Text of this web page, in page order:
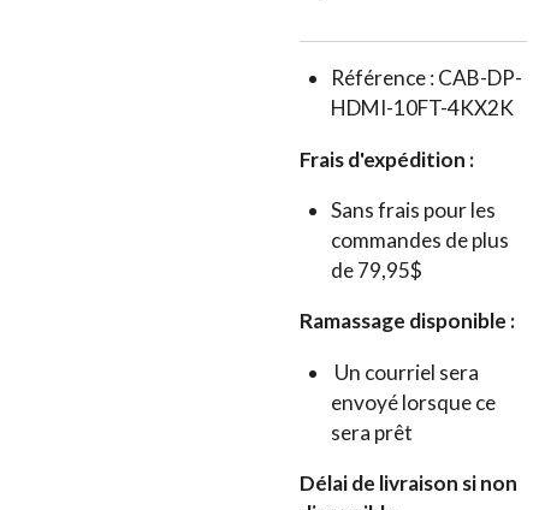
Référence : CAB-DP-
HDMI-10FT-4KX2K
Frais d'expédition :
Sans frais pour les
commandes de plus
de 79,95$
Ramassage disponible :
Un courriel sera
envoyé lorsque ce
sera prêt
Délai de livraison si non